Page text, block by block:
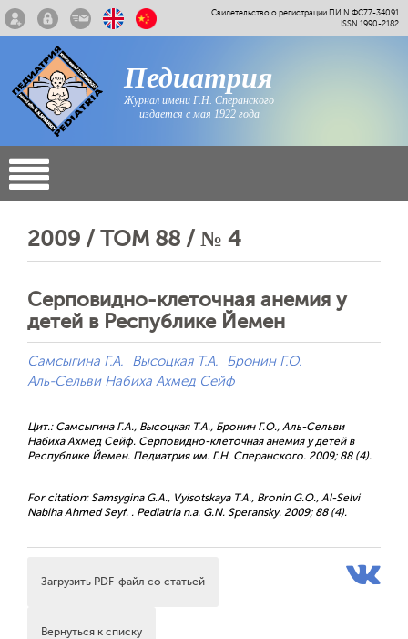
Свидетельство о регистрации ПИ N ФС77-34091
ISSN 1990-2182
Педиатрия
Журнал имени Г.Н. Сперанского
издается с мая 1922 года
2009 / ТОМ 88 / № 4
Серповидно-клеточная анемия у
детей в Республике Йемен
Самсыгина Г.А. Высоцкая Т.А.
Бронин Г.О.
Аль-Сельви Набиха Ахмед Сейф
Цит.: Самсыгина Г.А., Высоцкая Т.А., Бронин Г.О., Аль-Сельви
Набиха Ахмед Сейф. Серповидно-клеточная анемия у детей в
Республике Йемен. Педиатрия им. Г.Н. Сперанского. 2009; 88 (4).
For citation: Samsygina G.A., Vyisotskaya T.A., Bronin G.O., Al-Selvi
Nabiha Ahmed Seyf. . Pediatria n.a. G.N. Speransky. 2009; 88 (4).
Загрузить PDF-файл со статьей
Вернуться к списку